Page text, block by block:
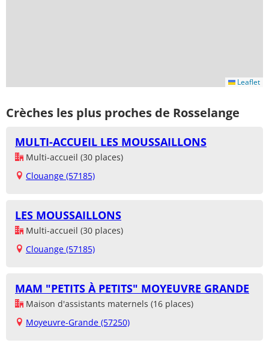
Leaflet
Crèches les plus proches de Rosselange
MULTI-ACCUEIL LES MOUSSAILLONS
Multi-accueil (30 places)
Clouange (57185)
LES MOUSSAILLONS
Multi-accueil (30 places)
Clouange (57185)
MAM "PETITS À PETITS" MOYEUVRE GRANDE
Maison d'assistants maternels (16 places)
Moyeuvre-Grande (57250)